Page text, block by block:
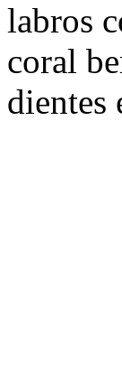
labros
coral
dientes